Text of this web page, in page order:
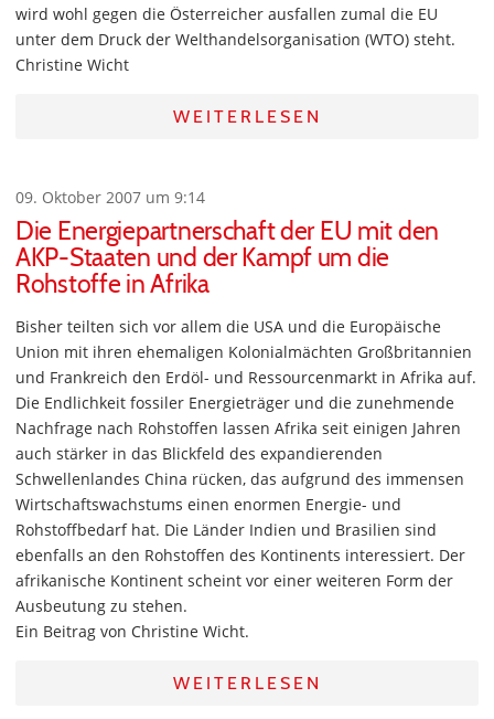
wird wohl gegen die Österreicher ausfallen zumal die EU
unter dem Druck der Welthandelsorganisation (WTO) steht.
Christine Wicht
WEITERLESEN
09. Oktober 2007 um 9:14
Die Energiepartnerschaft der EU mit den
AKP-Staaten und der Kampf um die
Rohstoffe in Afrika
Bisher teilten sich vor allem die USA und die Europäische
Union mit ihren ehemaligen Kolonialmächten Großbritannien
und Frankreich den Erdöl- und Ressourcenmarkt in Afrika auf.
Die Endlichkeit fossiler Energieträger und die zunehmende
Nachfrage nach Rohstoffen lassen Afrika seit einigen Jahren
auch stärker in das Blickfeld des expandierenden
Schwellenlandes China rücken, das aufgrund des immensen
Wirtschaftswachstums einen enormen Energie- und
Rohstoffbedarf hat. Die Länder Indien und Brasilien sind
ebenfalls an den Rohstoffen des Kontinents interessiert. Der
afrikanische Kontinent scheint vor einer weiteren Form der
Ausbeutung zu stehen.
Ein Beitrag von Christine Wicht.
WEITERLESEN